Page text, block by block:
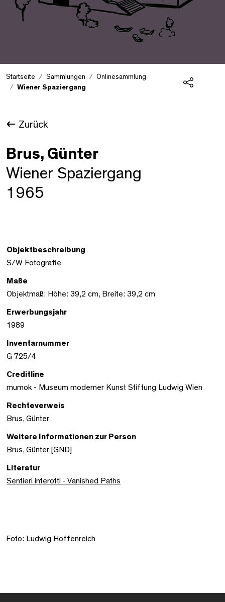
Startseite Sammlungen
Onlinesammlung
Wiener Spaziergang
Zurück
Brus, Günter
Wiener Spaziergang
1965
Objektbeschreibung
S/W Fotografie
Maße
Objektmaß: Höhe: 39,2 cm, Breite: 39,2 cm
Erwerbungsjahr
1989
Inventarnummer
G 725/4
Creditline
mumok - Museum moderner Kunst Stiftung Ludwig Wien
Rechteverweis
Brus, Günter
Weitere Informationen zur Person
Brus, Günter [GND]
Literatur
Sentieri interotti - Vanished Paths
Foto: Ludwig Hoffenreich